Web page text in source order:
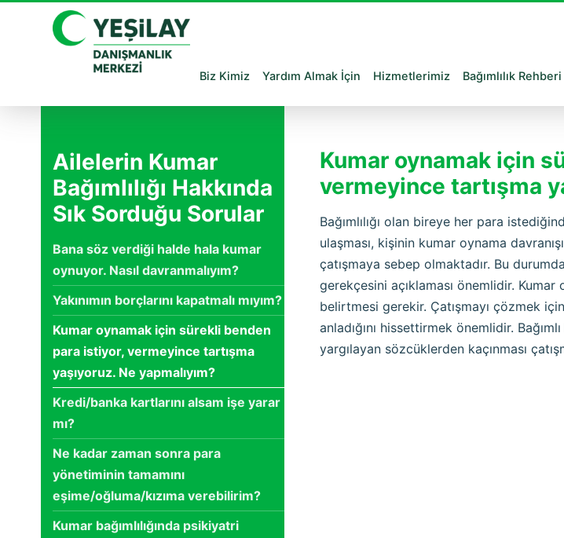
Biz Kimiz Yardım Almak İçin Hizmetlerimiz Bağımlılık Rehberi
Ailelerin Kumar
Bağımlılığı Hakkında
Sık Sorduğu Sorular
Bana söz verdiği halde hala kumar
oynuyor. Nasıl davranmalıyım?
Yakınımın borçlarını kapatmalı mıyım?
Kumar oynamak için sürekli benden
para istiyor, vermeyince tartışma
yaşıyoruz. Ne yapmalıyım?
Kredi/banka kartlarını alsam işe yarar
mı?
Ne kadar zaman sonra para
yönetiminin tamamını
eşime/oğluma/kızıma verebilirim?
Kumar bağımlılığında psikiyatri
Kumar oynamak için
vermeyince tartışma
Bağımlılığı olan bireye her para
ulaşması, kişinin kumar oynama
çatışmaya sebep olmaktadır. Bu
gerekçesini açıklaması önemlidir.
belirtmesi gerekir. Çatışmayı çözmek
anladığını hissettirmek önemlidir.
yargılayan sözcüklerden kaçınması